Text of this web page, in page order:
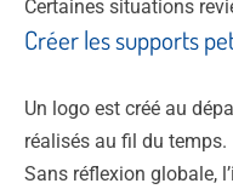
Certaines situations
Créer les supports
Un logo est créé au
réalisés au fil du temps.
Sans réflexion globale,